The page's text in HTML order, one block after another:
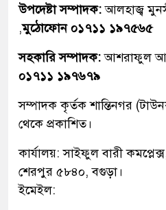
উপদেষ্টা সম্পাদক:আলহাজ্ব
,মুঠোফোন ০১৭১১ ১৯৭৫৬৫
সহকারি সম্পাদক:আশরাফুল
০১৭১১ ১৯৭৬৭৯
সম্পাদক কৃর্তক শান্তিনগর
থেকে প্রকাশিত।
কার্যালয়: সাইফুল বারী
শেরপুর ৫৮৪০, বগুড়া।
ইমেইল: